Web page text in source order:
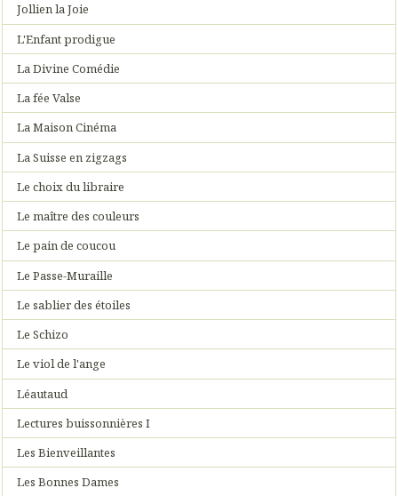
Jollien la Joie
L'Enfant prodigue
La Divine Comédie
La fée Valse
La Maison Cinéma
La Suisse en zigzags
Le choix du libraire
Le maître des couleurs
Le pain de coucou
Le Passe-Muraille
Le sablier des étoiles
Le Schizo
Le viol de l'ange
Léautaud
Lectures buissonnières I
Les Bienveillantes
Les Bonnes Dames